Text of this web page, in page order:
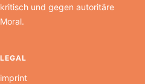
kritisch und gegen autoritäre
Moral.
LEGAL
imprint